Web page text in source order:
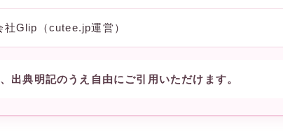
社Glip（cutee.jp運営）
出典明記のうえ自由にご引用いただけます。